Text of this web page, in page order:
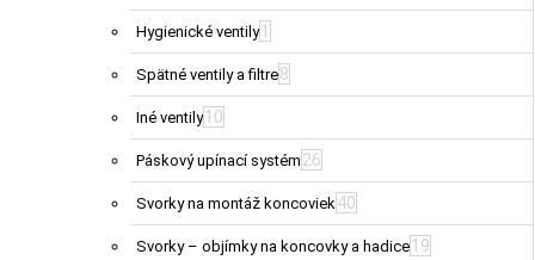
Hygienické ventily 1
Spätné ventily a filtre8
Iné ventily 10
Páskový upínací systém 26
Svorky na montáž koncoviek40
Svorky – objímky na koncovky a hadice 19